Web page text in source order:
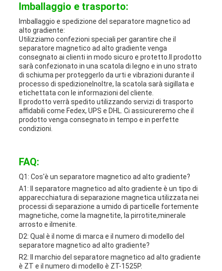
Imballaggio e trasporto:
Imballaggio e spedizione del separatore magnetico ad
alto gradiente:
Utilizziamo confezioni speciali per garantire che il
separatore magnetico ad alto gradiente venga
consegnato ai clienti in modo sicuro e protetto.Il prodotto
sarà confezionato in una scatola di legno e in uno strato
di schiuma per proteggerlo da urti e vibrazioni durante il
processo di spedizioneInoltre, la scatola sarà sigillata e
etichettata con le informazioni del cliente.
Il prodotto verrà spedito utilizzando servizi di trasporto
affidabili come Fedex, UPS e DHL. Ci assicureremo che il
prodotto venga consegnato in tempo e in perfette
condizioni.
FAQ:
Q1: Cos'è un separatore magnetico ad alto gradiente?
A1: Il separatore magnetico ad alto gradiente è un tipo di
apparecchiatura di separazione magnetica utilizzata nei
processi di separazione a umido di particelle fortemente
magnetiche, come la magnetite, la pirrotite,minerale
arrosto e ilmenite.
D2: Qual è il nome di marca e il numero di modello del
separatore magnetico ad alto gradiente?
R2: Il marchio del separatore magnetico ad alto gradiente
è ZT e il numero di modello è ZT-1525P.